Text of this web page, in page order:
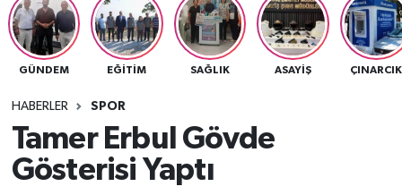
GÜNDEM EĞİTİM SAĞLIK ASAYİŞ ÇINARCIK
HABERLER SPOR
Tamer Erbul Gövde
Gösterisi Yaptı
KÜLTÜR
BİLİM VE TEKNOLOJİ
ASAYİŞ
Yalova Trafik Yoğunluk Haritası
Tüm Manşetler
Son Dakika Haberleri